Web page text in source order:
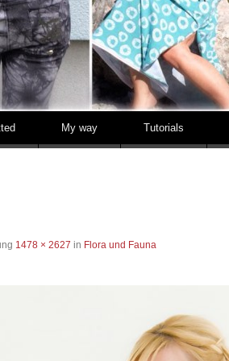
My way Tutorials
1478 × 2627 in Flora und Fauna